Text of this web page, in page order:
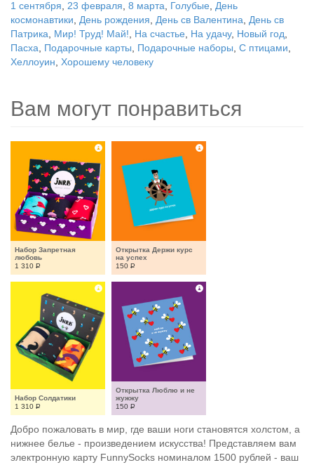
1 сентября 23 февраля 8 марта Голубые
День
космонавтики
День рождения День св Валентина
День св
Патрика
Мир! Труд! Май! На счастье На удачу, Новый год
Пасха
Подарочные карты Подарочные наборы С птицами
Хеллоуин
Хорошему человеку
Вам могут понравиться
Набор Запретная
любовь
1 310 Р
Открытка Держи курс
на успех
150 Р
Набор Солдатики
1 310 Р
Открытка Люблю и не
жужжу
150 Р
Добро пожаловать в мир, где ваши ноги становятся холстом, а
нижнее белье - произведением искусства! Представляем вам
электронную карту FunnySocks номиналом 1500 рублей - ваш